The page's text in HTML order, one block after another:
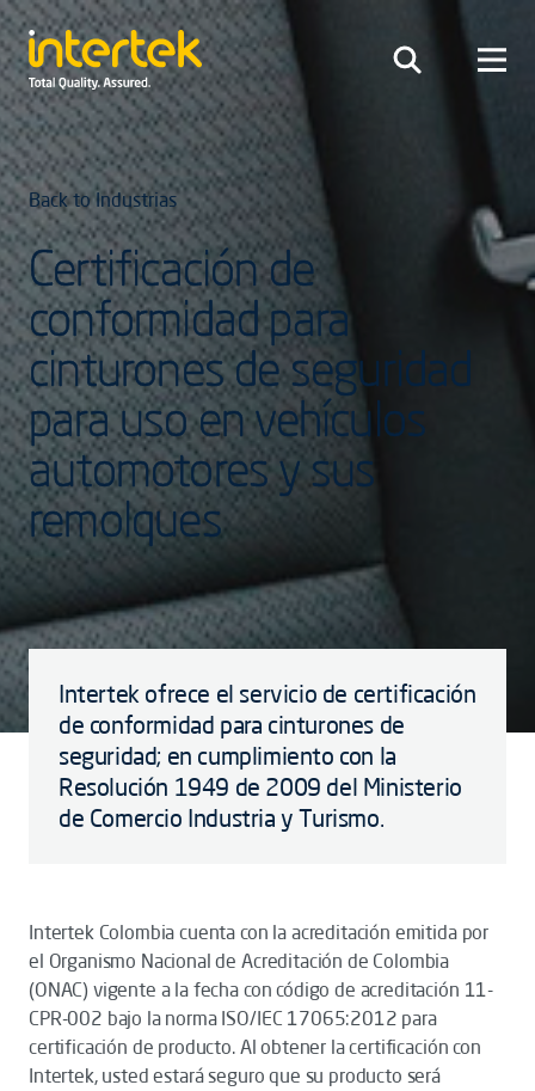
Back to Industrias
Certificación de
conformidad para
cinturones de seguridad
para uso en vehículos
automotores y sus
remolques
Intertek ofrece el servicio de certificación
de conformidad para cinturones de
seguridad; en cumplimiento con la
Resolución 1949 de 2009 del Ministerio
de Comercio Industria y Turismo.
Intertek Colombia cuenta con la acreditación emitida por
el Organismo Nacional de Acreditación de Colombia
(ONAC) vigente a la fecha con código de acreditación 11-
CPR-002 bajo la norma ISO/IEC 17065:2012 para
certificación de producto. Al obtener la certificación con
Intertek, usted estará seguro que su producto será